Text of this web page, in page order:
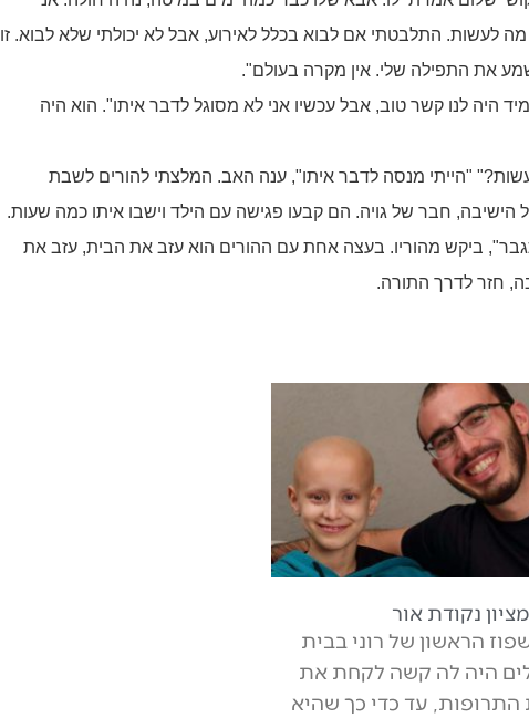
לעשות. התלבטתי אם לבוא בכלל לאירוע, אבל לא יכולתי שלא לבוא. זו
את התפילה שלי. אין מקרה בעולם".
לנו קשר טוב, אבל עכשיו אני לא מסוגל לדבר איתו". הוא היה
"הייתי מנסה לדבר איתו", ענה האב. המלצתי להורים לשבת
חבר של גויה. הם קבעו פגישה עם הילד וישבו איתו כמה שעות.
ביקש מהוריו. בעצה אחת עם ההורים הוא עזב את הבית, עזב את
חזר לדרך התורה.
נקודת אור
הראשון של רוני בבית
היה לה קשה לקחת את
עד כדי כך שהיא